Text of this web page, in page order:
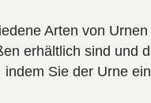
Arten von
erhältlich sind und
indem Sie der Urne